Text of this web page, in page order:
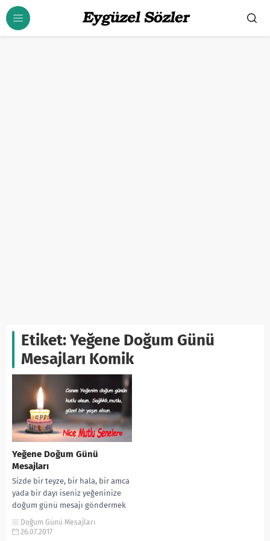
Etiket:Yeğene Doğum Günü
Mesajları Komik
Yeğene Doğum Günü
Mesajları
Sizde bir teyze, bir hala, bir amca
yada bir dayı iseniz yeğeninize
doğum günü mesajı göndermek
istersiniz. Yeğene gönderilecek
doğum...
Doğum Günü Mesajları
26.07.2017